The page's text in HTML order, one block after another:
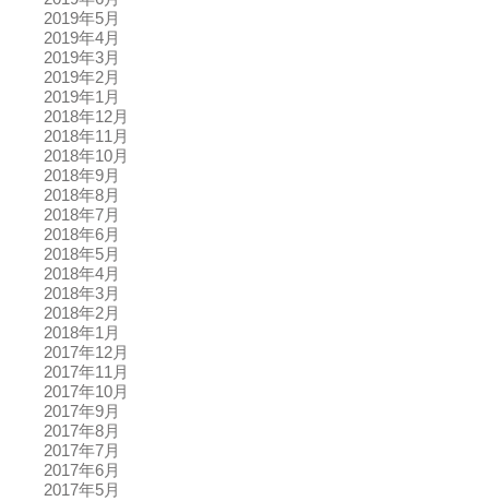
2019年5月
2019年4月
2019年3月
2019年2月
2019年1月
2018年12月
2018年11月
2018年10月
2018年9月
2018年8月
2018年7月
2018年6月
2018年5月
2018年4月
2018年3月
2018年2月
2018年1月
2017年12月
2017年11月
2017年10月
2017年9月
2017年8月
2017年7月
2017年6月
2017年5月